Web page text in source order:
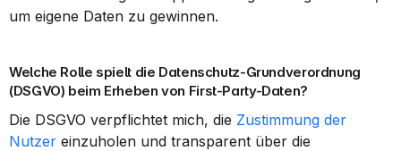
um eigene Daten zu gewinnen.
Welche Rolle spielt die Datenschutz-Grundverordnung
(DSGVO) beim Erheben von First-Party-Daten?
Die DSGVO verpflichtet mich, die Zustimmung der
Nutzer einzuholen und transparent über die